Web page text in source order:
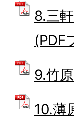
8.三
(PDF
9.竹
10.薄